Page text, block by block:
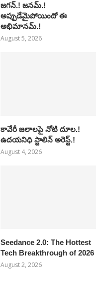
జగన్.! జనమ్.!
అప్పుడేమైపోయిందో ఈ
అభిమానమ్.!
August 5, 2026
కావేరీ జలాలపై నోటి దూల.!
ఉదయనిధి స్టాలిన్ అరెస్ట్.!
August 4, 2026
Seedance 2.0: The Hottest
Tech Breakthrough of 2026
August 2, 2026